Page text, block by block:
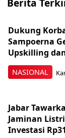
Berita
NASIONAL
Dukung
Sampoerna
Upskilling
Jabar
Jaminan
Investasi